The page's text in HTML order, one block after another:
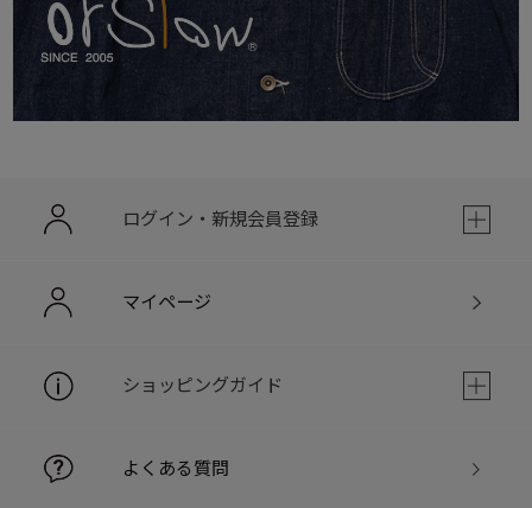
ログイン・新規会員登録
マイページ
ショッピングガイド
よくある質問